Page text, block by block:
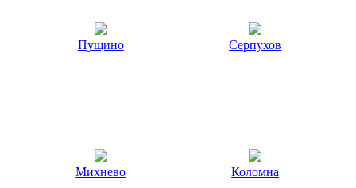
Пущино Серпухов
Михнево Коломна